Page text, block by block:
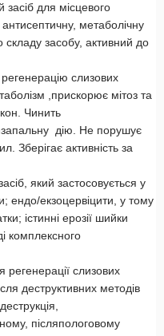
для місцевого
метаболічну
складу засобу, активний до
слизових
,прискорює мітоз та
Чинить
дію. Не порушує
Зберігає активність за
який застосовується у
ендо/екзоцервіцити, у тому
істинні ерозії шийки
комплексного
слизових
деструктивних методів
післяпологовому